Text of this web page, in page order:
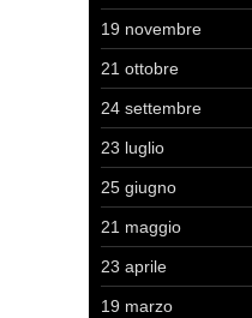
19 novembre
21 ottobre
24 settembre
23 luglio
25 giugno
21 maggio
23 aprile
19 marzo